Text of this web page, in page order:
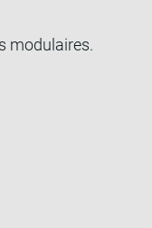
modulaires.